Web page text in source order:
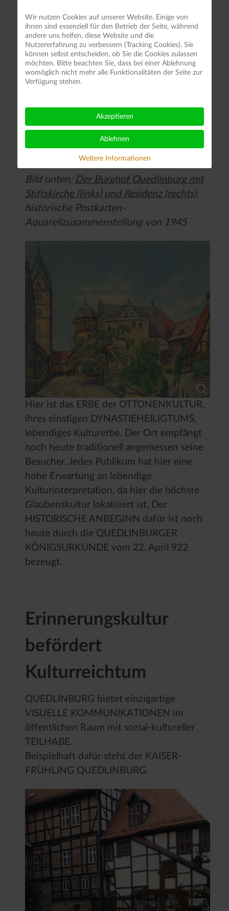
GESCHICHTSHAUS Stimme zu geben.
Geschichtszeugnisse und
HISTORIENPRÄSENTATIONEN sind dafür
WEGEHERAUSFORDERUNGEN, weil sie
mit verpflichtendem Kulturerbe
STÄDTE und SIEDLUNGEN zeitlos
lebendig verbreiten. So wird
ERINNERUNGSKULTUR zum
KULTURREICHTUM-INSTRUMENT.
Bild unten: Der Burghof Quedlinburg mit
Stiftskirche (links) und Residenz (rechts),
historische Postkarten-
Aquarellzusammenstellung von 1945
Hier ist das ERBE der OTTONENKULTUR,
ihres einstigen DYNASTIEHEILIGTUMS,
lebendiges Kulturerbe. Der Ort empfängt
noch heute traditionell angemessen seine
Besucher. Jedes Publikum hat hier eine
hohe Erwartung an lebendige
Kulturinterpretation, da hier die höchste
Glaubenskultur lokalisiert ist. Der
HISTORISCHE ANBEGINN dafür ist noch
heute durch die QUEDLINBURGER
KÖNIGSURKUNDE vom 22. April 922
bezeugt.
Erinnerungskultur
befördert
Kulturreichtum
QUEDLINBURG bietet einzigartige
VISUELLE KOMMUNIKATIONEN im
öffentlichen Raum mit sozial-kultureller
TEILHABE.
Beispielhaft dafür steht der KAISER-
FRÜHLING QUEDLINBURG.
Wir nutzen Cookies auf unserer Website. Einige von
ihnen sind essenziell für den Betrieb der Seite, während
andere uns helfen, diese Website und die
Nutzererfahrung zu verbessern (Tracking Cookies). Sie
können selbst entscheiden, ob Sie die Cookies zulassen
möchten. Bitte beachten Sie, dass bei einer Ablehnung
womöglich nicht mehr alle Funktionalitäten der Seite zur
Verfügung stehen.
Akzeptieren
Ablehnen
Weitere Informationen